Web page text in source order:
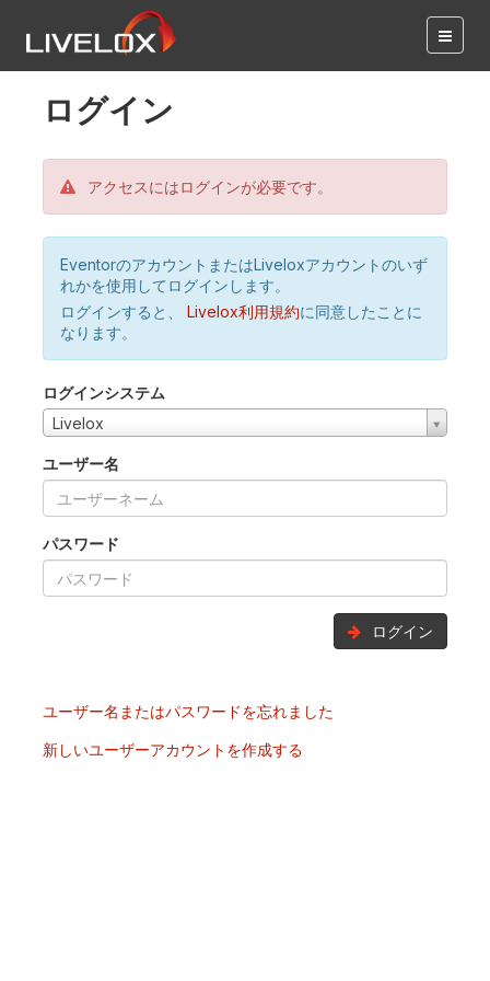
ログイン
アクセスにはログインが必要です。
EventorのアカウントまたはLiveloxアカウントのいず
れかを使用してログインします。
ログインすると、
Livelox利用規約に同意したことに
なります。
ログインシステム
Livelox
ユーザー名
パスワード
ログイン
ユーザー名またはパスワードを忘れました
新しいユーザーアカウントを作成する